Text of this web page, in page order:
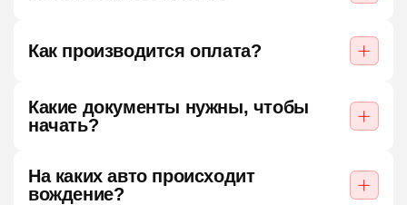
Как производится оплата?
Какие документы нужны, чтобы
начать?
На каких авто происходит
вождение?